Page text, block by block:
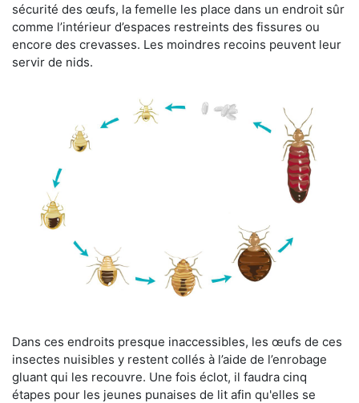
sécurité des œufs, la femelle les place dans un endroit sûr
comme l’intérieur d’espaces restreints des fissures ou
encore des crevasses. Les moindres recoins peuvent leur
servir de nids.
Dans ces endroits presque inaccessibles, les œufs de ces
insectes nuisibles y restent collés à l’aide de l’enrobage
gluant qui les recouvre. Une fois éclot, il faudra cinq
étapes pour les jeunes punaises de lit afin qu'elles se